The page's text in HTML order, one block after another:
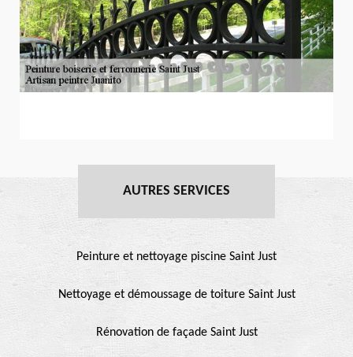
AUTRES SERVICES
Peinture et nettoyage piscine Saint Just
Nettoyage et démoussage de toiture Saint Just
Rénovation de façade Saint Just